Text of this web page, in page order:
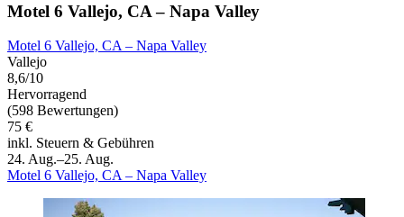
Motel 6 Vallejo, CA – Napa Valley
Motel 6 Vallejo, CA – Napa Valley
Vallejo
8,6/10
Hervorragend
(598 Bewertungen)
75 €
inkl. Steuern & Gebühren
24. Aug.–25. Aug.
Motel 6 Vallejo, CA – Napa Valley